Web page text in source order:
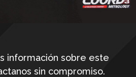
información sobre este
sin compromiso.